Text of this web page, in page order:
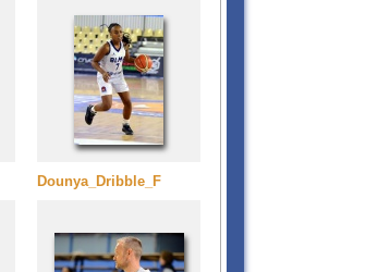
Dounya_Dribble_F